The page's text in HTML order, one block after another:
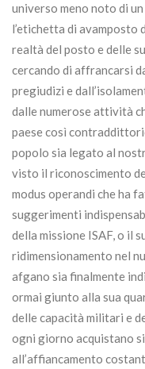
universo meno noto di
l’etichetta di avamposto
realtà del posto e delle
cercando di affrancarsi
pregiudizi e
dalle numerose attività
paese così
popolo sia legato al
visto il riconoscimento
modus operandi che ha
suggerimenti
della missione ISAF, o il
ridimensionamento nel
afgano sia finalmente
ormai giunto alla sua
delle capacità militari e
ogni giorno acquistano
all’affiancamento